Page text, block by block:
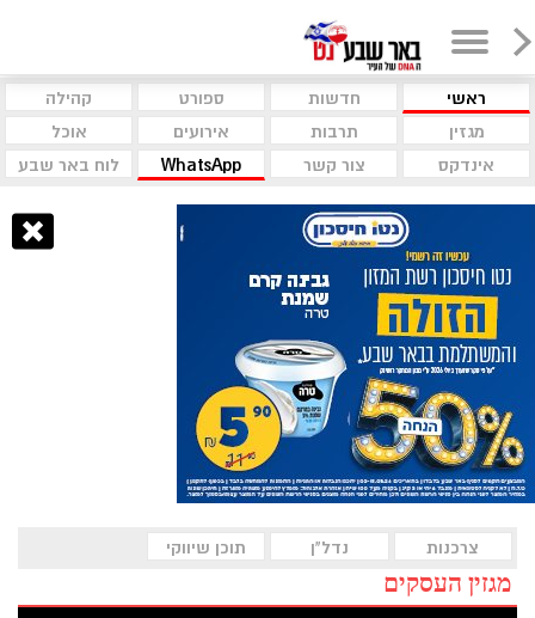
ראשי חדשות ספורט
קהילה
מגזין
תרבות אירועים
אוכל
אינדקס
צור קשר WhatsApp לוח באר שבע
צרכנות נדל"ן תוכן שיווקי
מגזין העסקים